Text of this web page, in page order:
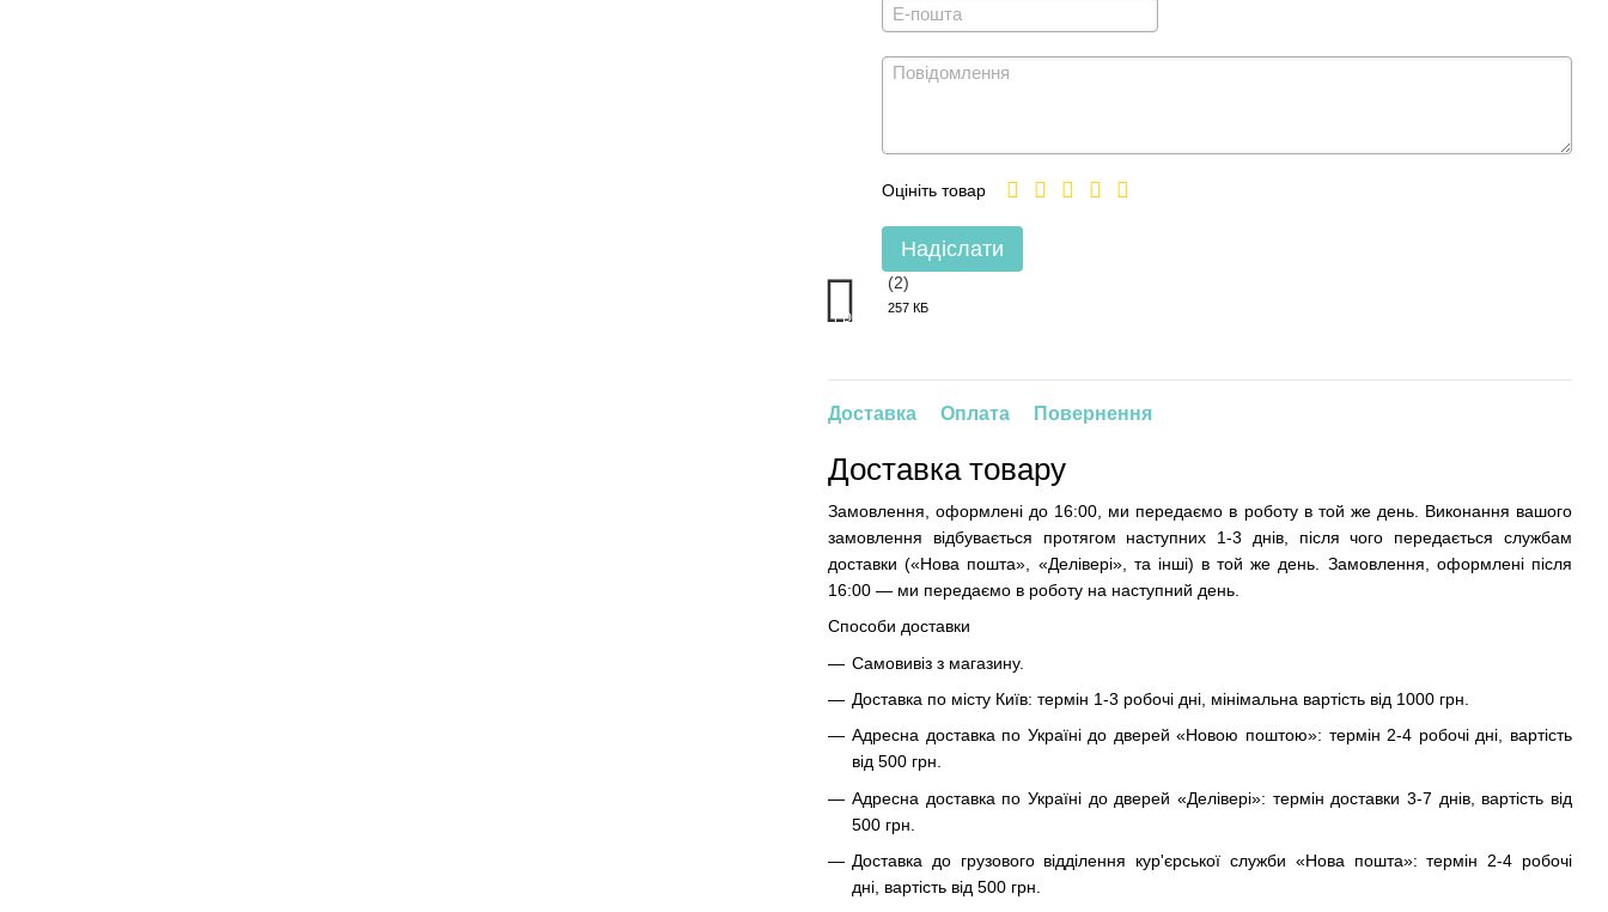
Оцініть товар
Надіслати
PDF
(2)
257 КБ
Доставка Оплата Повернення
Доставка товару
Замовлення, оформлені до 16:00, ми передаємо в роботу в той же день. Виконання вашого
замовлення відбувається протягом наступних 1-3 днів, після чого передається службам
доставки («Нова пошта», «Делівері», та інші) в той же день. Замовлення, оформлені після
16:00 — ми передаємо в роботу на наступний день.
Способи доставки
Самовивіз з магазину.
Доставка по місту Київ: термін 1-3 робочі дні, мінімальна вартість від 1000 грн.
Адресна доставка по Україні до дверей «Новою поштою»: термін 2-4 робочі дні, вартість
від 500 грн.
Адресна доставка по Україні до дверей «Делівері»: термін доставки 3-7 днів, вартість від
500 грн.
Доставка до грузового відділення кур'єрської служби «Нова пошта»: термін 2-4 робочі
дні, вартість від 500 грн.